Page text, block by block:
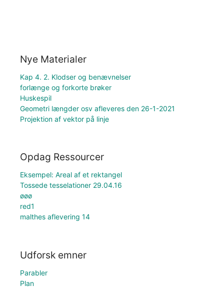
Nye Materialer
Kap 4. 2. Klodser og benævnelser
forlænge og forkorte brøker
Huskespil
Geometri længder osv afleveres den 26-1-2021
Projektion af vektor på linje
Opdag Ressourcer
Eksempel: Areal af et rektangel
Tossede tesselationer 29.04.16
øøø
red1
malthes aflevering 14
Udforsk emner
Parabler
Plan